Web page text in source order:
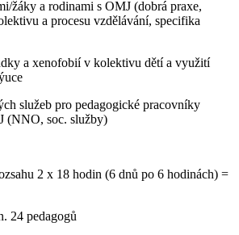
žáky a rodinami s OMJ (dobrá praxe,
a procesu vzdělávání, specifika
a xenofobií v kolektivu dětí a využití
služeb pro pedagogické pracovníky
(NNO, soc. služby)
2 x 18 hodin (6 dnů po 6 hodinách) =
24 pedagogů